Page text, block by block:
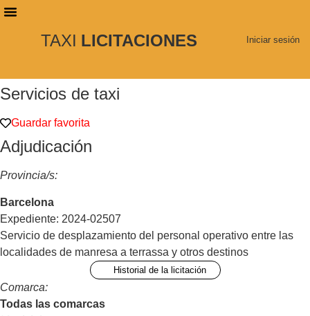
TAXI LICITACIONES Iniciar sesión
Servicios de taxi
Guardar favorita
Adjudicación
Provincia/s:
Barcelona
Expediente: 2024-02507
Servicio de desplazamiento del personal operativo entre las
localidades de manresa a terrassa y otros destinos
Historial de la licitación
Comarca:
Todas las comarcas